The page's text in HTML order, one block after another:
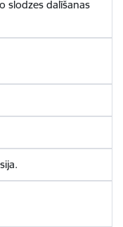
slodzes dalīšanas